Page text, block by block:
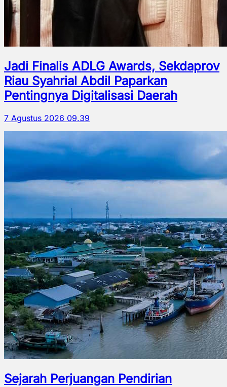
Jadi Finalis ADLG Awards, Sekdaprov
Riau Syahrial Abdil Paparkan
Pentingnya Digitalisasi Daerah
7 Agustus 2026 09.39
Sejarah Perjuangan Pendirian